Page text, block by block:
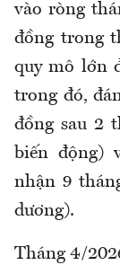
vào ròng
đồng trong
quy mô lớn
trong đó,
đồng sau 2
biến động)
nhận 9
dương).
Tháng 4/